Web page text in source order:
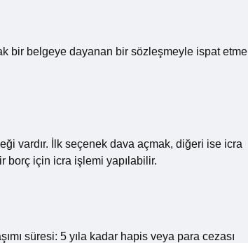
bir belgeye dayanan bir sözleşmeyle ispat etme
vardır. İlk seçenek dava açmak, diğeri ise icra
borç için icra işlemi yapılabilir.
süresi: 5 yıla kadar hapis veya para cezası